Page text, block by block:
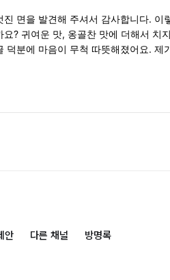
면을 발견해 주셔서 감사합니다. 이
? 귀여운 맛, 옹골찬 맛에 더해서 치
덕분에 마음이 무척 따뜻해졌어요. 제
안 다른 채널 방명록